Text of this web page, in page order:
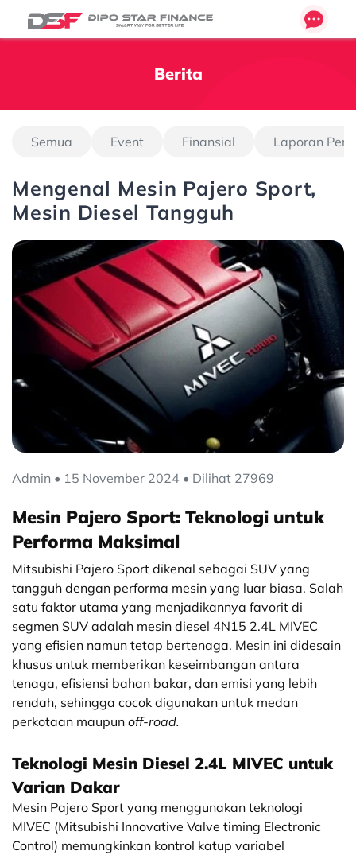
Berita
Semua Event Finansial Laporan
Mengenal Mesin Pajero Sport,
Mesin Diesel Tangguh
Admin • 15 November 2024 • Dilihat 27969
Mesin Pajero Sport: Teknologi untuk
Performa Maksimal
Mitsubishi Pajero Sport dikenal sebagai SUV yang
tangguh dengan performa mesin yang luar biasa. Salah
satu faktor utama yang menjadikannya favorit di
segmen SUV adalah mesin diesel 4N15 2.4L MIVEC
yang efisien namun tetap bertenaga. Mesin ini didesain
khusus untuk memberikan keseimbangan antara
tenaga, efisiensi bahan bakar, dan emisi yang lebih
rendah, sehingga cocok digunakan untuk medan
perkotaan maupun off-road.
Teknologi Mesin Diesel 2.4L MIVEC untuk
Varian Dakar
Mesin Pajero Sport yang menggunakan teknologi
MIVEC (Mitsubishi Innovative Valve timing Electronic
Control) memungkinkan kontrol katup variabel